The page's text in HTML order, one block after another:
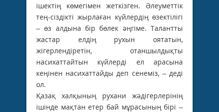
ішектің көмегімен жеткізген. Әлеуметтік
тең-сіздікті жырлаған күйлердің өзектілігі
– өз алдына бір бөлек әңгіме. Талантты
жастар елдің рухын оятатын,
жігерлендіретін, отаншылдықты
насихаттайтын күйлерді ел арасына
кеңінен насихаттайды деп сенеміз, – деді
ол.
Қазақ халқының рухани жәдігерлерінің
ішінде мақтан етер бай мұрасының бірі –